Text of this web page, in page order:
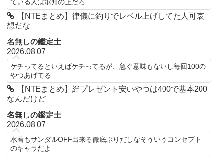
ている人は承知の上だろ
【NTEまとめ】律儀に釣りでレベル上げしてた人可哀
想だな
名無しの鑑定士
2026.08.07
ケチってるといえばケチってるが、急ぐ意味もないし毎回100の
やつあげてる
【NTEまとめ】絆プレゼント安いやつは400で基本200
なんだけど
名無しの鑑定士
2026.08.07
水着もサンダルOFF出来る徹底ぶりだしなそういうコンセプト
のキャラだよ